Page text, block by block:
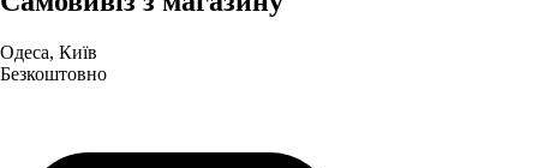
Одеса, Київ
Безкоштовно